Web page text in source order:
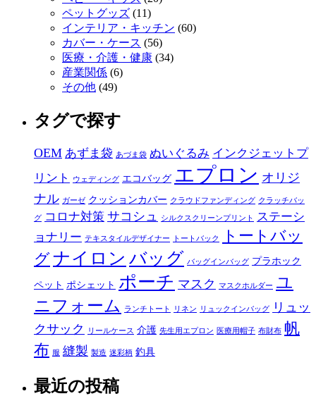
ペットグッズ (11)
インテリア・キッチン (60)
カバー・ケース (56)
医療・介護・健康 (34)
産業関係 (6)
その他 (49)
タグで探す
OEM あずま袋 あづま袋 ぬいぐるみ インクジェットプ
リント
ウェディング エコバッグ エプロン オリジ
ナル ガーゼ クッションカバー クラウドファンディング クラッチバッ
グ コロナ対策 サコシュ シルクスクリーンプリント
ステーシ
ョナリー テキスタイルデザイナー トートバック
トートバッ
グナイロン バッグ バッグインバッグ プラホック
ペット ポシェット ポーチ マスク マスクホルダー ユ
ニフォーム
ランチトート リネン リュックインバッグ
リュッ
クサック
リールケース 介護 先生用エプロン 医療用帽子 布財布 帆
布 服 縫製 製造 迷彩柄 釣具
最近の投稿